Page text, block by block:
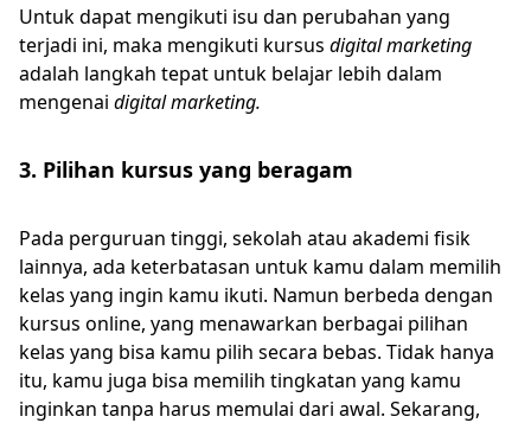
Untuk dapat mengikuti isu dan perubahan yang
terjadi ini, maka mengikuti kursus digital marketing
adalah langkah tepat untuk belajar lebih dalam
mengenai digital marketing.
3. Pilihan kursus yang beragam
Pada perguruan tinggi, sekolah atau akademi fisik
lainnya, ada keterbatasan untuk kamu dalam memilih
kelas yang ingin kamu ikuti. Namun berbeda dengan
kursus online, yang menawarkan berbagai pilihan
kelas yang bisa kamu pilih secara bebas. Tidak hanya
itu, kamu juga bisa memilih tingkatan yang kamu
inginkan tanpa harus memulai dari awal. Sekarang,